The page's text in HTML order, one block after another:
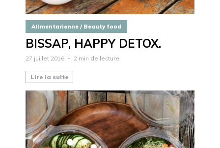
Alimentarienne / Beauty food
BISSAP, HAPPY DETOX.
27 juillet 2016 2 min de lecture
Lire la suite